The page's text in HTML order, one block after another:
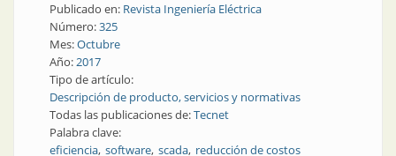
Publicado en: Revista Ingeniería Eléctrica
Número:325
Mes:Octubre
Año:2017
Tipo de artículo:
Descripción de producto, servicios y normativas
Todas las publicaciones de:Tecnet
Palabra clave:
eficiencia software scada reducción de costos